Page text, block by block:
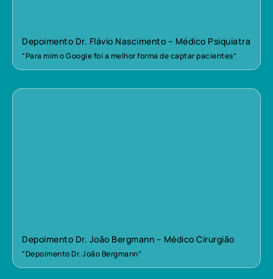
Depoimento Dr. Flávio Nascimento – Médico Psiquiatra
“Para mim o Google foi a melhor forma de captar pacientes”
Depoimento Dr. João Bergmann – Médico Cirurgião
“Depoimento Dr. João Bergmann”